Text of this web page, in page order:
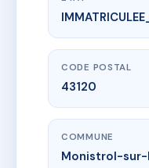
sdc
4 r du kersonnier
CODE POSTAL
43120
COMMUNE
Monistrol-sur-